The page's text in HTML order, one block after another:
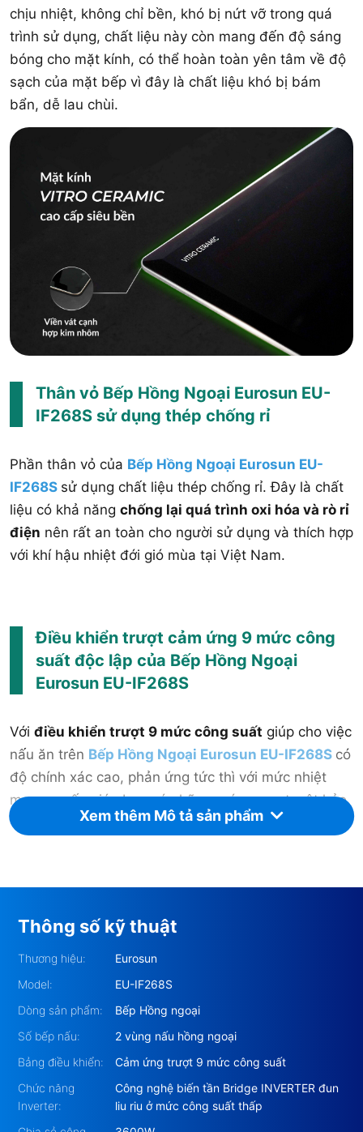
chịu nhiệt, không chỉ bền, khó bị nứt vỡ trong quá
trình sử dụng, chất liệu này còn mang đến độ sáng
bóng cho mặt kính, có thể hoàn toàn yên tâm về độ
sạch của mặt bếp vì đây là chất liệu khó bị bám
bẩn, dễ lau chùi.
Thân vỏ Bếp Hồng Ngoại Eurosun EU-
IF268S sử dụng thép chống rỉ
Phần thân vỏ của Bếp Hồng Ngoại Eurosun EU-
IF268S sử dụng chất liệu thép chống rỉ. Đây là chất
liệu có khả năng chống lại quá trình oxi hóa và rò rỉ
điện nên rất an toàn cho người sử dụng và thích hợp
với khí hậu nhiệt đới gió mùa tại Việt Nam.
Điều khiển trượt cảm ứng 9 mức công
suất độc lập của Bếp Hồng Ngoại
Eurosun EU-IF268S
Với điều khiển trượt 9 mức công suất giúp cho việc
nấu ăn trên Bếp Hồng Ngoại Eurosun EU-IF268S có
độ chính xác cao, phản ứng tức thì với mức nhiệt
mong muốn giúp bạn có những món ngon tuyệt hảo.
Bộ phím điều khiển được ứng dụng công nghệ cảm
vùng nấu chỉ nóng nên khi có nồi giúp đảm bảo an
Xem thêm Mô tả sản phẩm
Thông số kỹ thuật
Thương hiệu:
Eurosun
Model:
EU-IF268S
Dòng sản phẩm:
Bếp Hồng ngoại
Số bếp nấu:
2 vùng nấu hồng ngoại
Bảng điều khiển:
Cảm ứng trượt 9 mức công suất
Chức năng
Inverter:
Công nghệ biến tần Bridge INVERTER đun
liu riu ở mức công suất thấp